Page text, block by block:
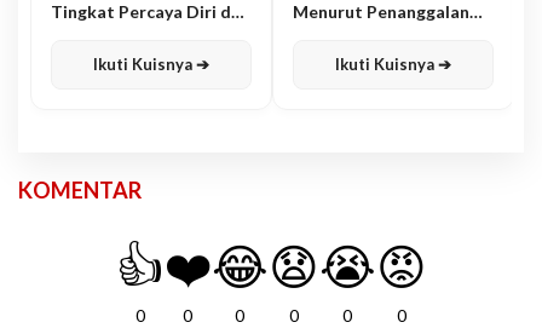
Tingkat Percaya Diri dan
Ikuti Kuisnya ➔
Menurut Penanggalan
Ikuti Kuisnya ➔
KOMENTAR
👍
0
❤️
0
😂
0
😧
0
😭
0
😡
0